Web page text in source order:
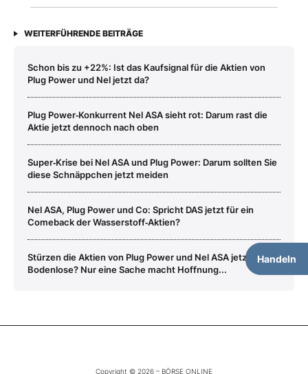
Handeln
WEITERFÜHRENDE BEITRÄGE
Schon bis zu +22%: Ist das Kaufsignal für die Aktien von
Plug Power und Nel jetzt da?
Plug Power‑Konkurrent Nel ASA sieht rot: Darum rast die
Aktie jetzt dennoch nach oben
Super‑Krise bei Nel ASA und Plug Power: Darum sollten Sie
diese Schnäppchen jetzt meiden
Nel ASA, Plug Power und Co: Spricht DAS jetzt für ein
Comeback der Wasserstoff‑Aktien?
Stürzen die Aktien von Plug Power und Nel ASA jetzt ins
Bodenlose? Nur eine Sache macht Hoffnung...
Copyright © 2026 – BÖRSE ONLINE